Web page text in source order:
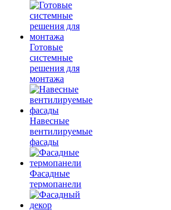
Готовые
системные
решения для
монтажа
Навесные
вентилируемые
фасады
Фасадные
термопанели